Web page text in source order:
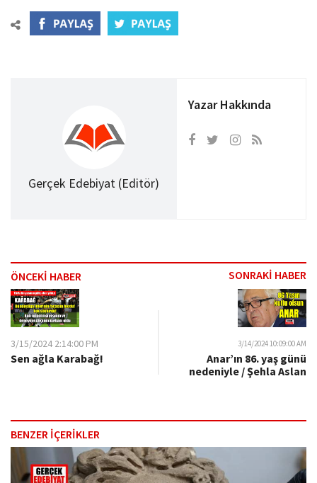
Gerçek Edebiyat (Editör)
Yazar Hakkında
ÖNCEKİ HABER SONRAKİ HABER
3/15/2024 2:14:00 PM
Sen ağla Karabağ!
3/14/2024 10:09:00 AM
Anar’ın 86. yaş günü
nedeniyle / Şehla Aslan
BENZER İÇERİKLER